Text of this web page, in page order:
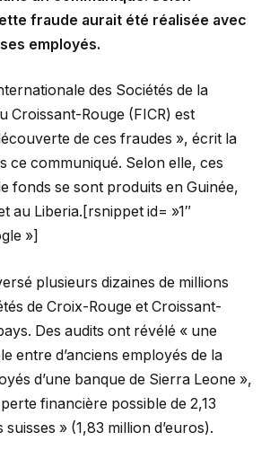
fraude aurait été réalisée avec
employés.
des Sociétés de la
Croissant-Rouge (FICR) est
de ces fraudes », écrit la
ce communiqué. Selon elle, ces
fonds se sont produits en Guinée,
au Liberia.[rsnippet id= »1″
»]
plusieurs dizaines de millions
de Croix-Rouge et Croissant-
Des audits ont révélé « une
entre d’anciens employés de la
d’une banque de Sierra Leone »,
financière possible de 2,13
» (1,83 million d’euros).